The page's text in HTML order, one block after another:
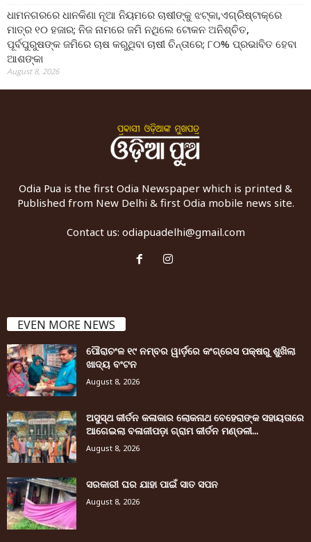
ଧାମନଗରରେ ଧାନକିଣା ନୂଆ ନିୟମରେ ଚାଷୀଙ୍କୁ ଝଟ୍‌କା,ଏଗ୍ରିଷ୍ଟାକ୍‌ରେ
ମାତ୍ର ୧୦ ହଜାର; ନିଜ ନାମରେ ଜମି ନଥିଲେ ଟୋକନ ଅନିଶ୍ଚିତ,
ପୂର୍ବପୁରୁଷଙ୍କ ଜମିରେ ଚାଷ କରୁଥିବା ଚାଷୀ ଚିନ୍ତାରେ; ୮୦% ପ୍ରଭାବିତ ହେବା
ଆଶଙ୍କା
August 8, 2026
Odia Pua is the first Odia Newspaper which is printed &
Published from New Delhi & first Odia mobile news site.
Contact us: odiapuadelhi@gmail.com
EVEN MORE NEWS
ପୌରାଚଂଳ ୧୯ ନମ୍ବର ୱାର୍ଡ଼ରେ କଂଗ୍ରେସ ପକ୍ଷରୁ ଶୁଖିଲା
ଖାଦ୍ୟ ବଂଟନ
August 8, 2026
ଅସୁସ୍ଥ କୀର୍ତନ କଳାକାର ଲୋକନାଥ ବେହେରାଙ୍କ ସହାୟତାରେ
ଆଗେଇଲା ବଳାଜୀପଡ଼ା ଗ୍ରାମ କୀର୍ତନ ମଣ୍ଡଳୀ...
August 8, 2026
ସରକାରୀ ଘର ଯାହା ପାଇଁ ସାତ ସପନ
August 8, 2026